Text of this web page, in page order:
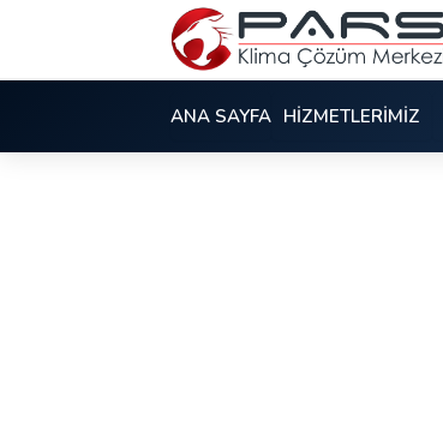
ANA SAYFA HİZMETLERİMİZ